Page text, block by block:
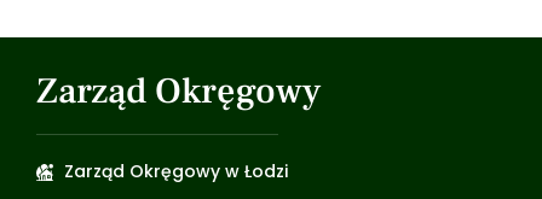
Zarząd Okręgowy
Zarząd Okręgowy w Łodzi